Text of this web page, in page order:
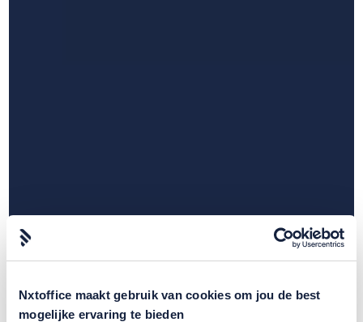
Nxtoffice maakt gebruik van cookies om jou de best
mogelijke ervaring te bieden